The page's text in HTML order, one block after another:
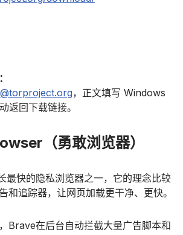
，正文填写 Windows
返回下载链接。
（勇敢浏览器）
最快的隐私浏览器之一，它的理念比较
和追踪器，让网页加载更干净、更快。
Brave在后台自动拦截大量广告脚本和